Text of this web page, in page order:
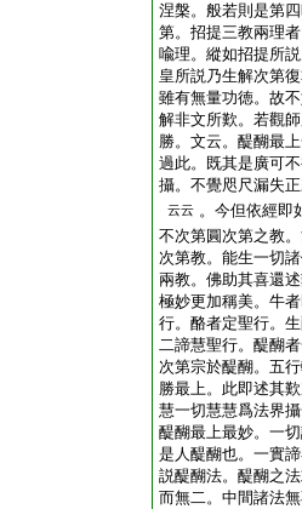
涅槃。般若則是第
第。招提三教兩理
喩理。縱如招提所
皇所説乃生解次第
雖有無量功徳。故
解非文所歎。若觀
勝。文云。醍醐最
過此。既其是廣可
攝。不覺咫尺漏失
云云 。今但依經即
不次第圓次第之教
次第教。能生一切
兩教。佛助其喜還
極妙更加稱美。牛
行。酪者定聖行。
二諦慧聖行。醍醐
次第宗於醍醐。五
勝最上。此即述其
慧一切慧慧爲法界
醍醐最上最妙。一
是人醍醐也。一實
説醍醐法。醍醐之
而無二。中間諸法